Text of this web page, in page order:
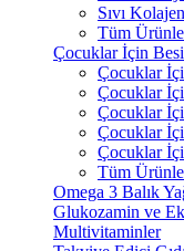
Sıvı Kolajen
Tüm
Çocuklar İçin
Çocuklar
Çocuklar
Çocuklar
Çocuklar
Çocuklar
Tüm
Omega 3 Balık
Glukozamin ve
Multivitaminler